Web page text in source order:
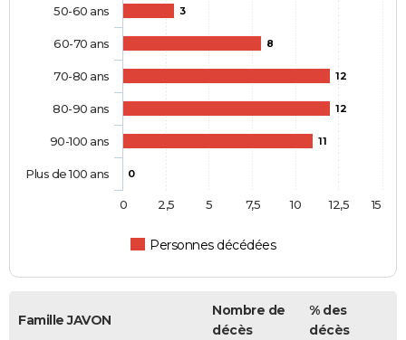
3
8
12
12
11
0
Personnes décédées
50-60 ans
60-70 ans
70-80 ans
80-90 ans
90-100 ans
Plus de 100 ans
0 2,5 5 7,5 10 12,5 15
Famille JAVON
Nombre de
décès
% des
décès